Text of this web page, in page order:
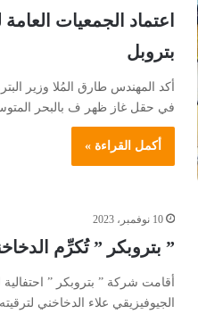
اعتماد الجمعيات
بتروبل
أكد المهندس طارق المُلا وزير
في حقل غاز ظهر ف بالبحر
أكمل القراءة »
10 نوفمبر، 2023
” بتروبكر ” تُكرِّم
أقامت شركة ” بتروبكر ” احتفالية
الجيوفيزيقي علاء الدخاخني